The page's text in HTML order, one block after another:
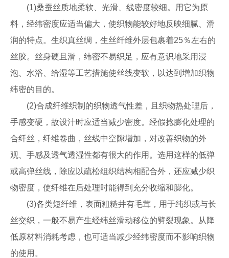
(1)桑蚕丝质地柔软、光滑、线密度较细。用它为原
料，经纬密度应适当偏大，使织物能较好地反映细腻、滑
润的特点。生织真丝绸，生丝纤维外层包裹着25％左右的
丝胶。丝身硬且滑，纬密不易织足，应有意识地采用浸
泡、水浴、给湿等工艺措施使丝线变软，以达到增加织物
纬密的目的。
(2)合成纤维织制的织物透气性差，且织物热处理后，
手感变硬，故设汁时应适当减少密度。经假捻膨化处理的
合纤丝，纤维卷曲，丝线中空隙增加，对改善织物的外
观、手感及透气透湿性都有很大的作用。选用这样的低弹
或高弹丝线，除应以疏松组织结构相配合外，还应减少织
物密度，使纤维在后处理时能得到充分收缩和膨化。
(3)各类短纤维，表面粗糙井有毛茸，用于纯织或与长
丝交织，一般不易产生经纬丝滑动移位的劈裂现象。从降
低原材料消耗考虑，也可适当减少经纬密度而不影响织物
的使用。